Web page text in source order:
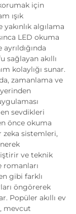
için
ışık
algılama
LED okuma
sağlayan akıllı
kolaylığı sunar.
zamanlama ve
sevdikleri
önce okuma
zeka sistemleri,
ve teknik
romanları
gibi farklı
öngörerek
Popüler akıllı ev
mevcut